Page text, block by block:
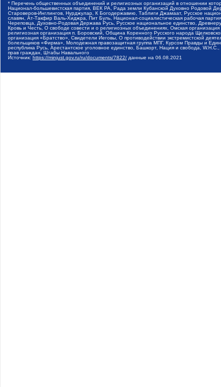
* Перечень общественных объединений и религиозных организаций в отношении
Национал-большевистская партия, ВЕК РА, Рада земли Кубанской Духовно Родовой
Староверов-Инглингов, Нурджулар, К Богодержавию, Таблиги Джамаат, Русское
славян, Ат-Такфир Валь-Хиджра, Пит Буль, Национал-социалистическая рабочая
Череповца, Духовно-Родовая Держава Русь, Русское национальное единство,
Кровь и Честь, О свободе совести и о религиозных объединениях, Омская
религиозная организация п. Боровский, Община Коренного Русского народа
организация «Братство», Свидетели Иеговы, О противодействии экстремистской
болельщиков «Фирма», Молодежная правозащитная группа МПГ, Курсом Правды и
республика Русь, Арестантское уголовное единство, Башкорт, Нация и свобода,
прав граждан, Штабы Навального
Источник: https://minjust.gov.ru/ru/documents/7822/ данные на 06.08.2021